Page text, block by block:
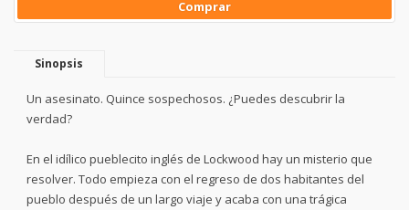
Comprar
Sinopsis
Un asesinato. Quince sospechosos. ¿Puedes descubrir la
verdad?
En el idílico pueblecito inglés de Lockwood hay un misterio que
resolver. Todo empieza con el regreso de dos habitantes del
pueblo después de un largo viaje y acaba con una trágica